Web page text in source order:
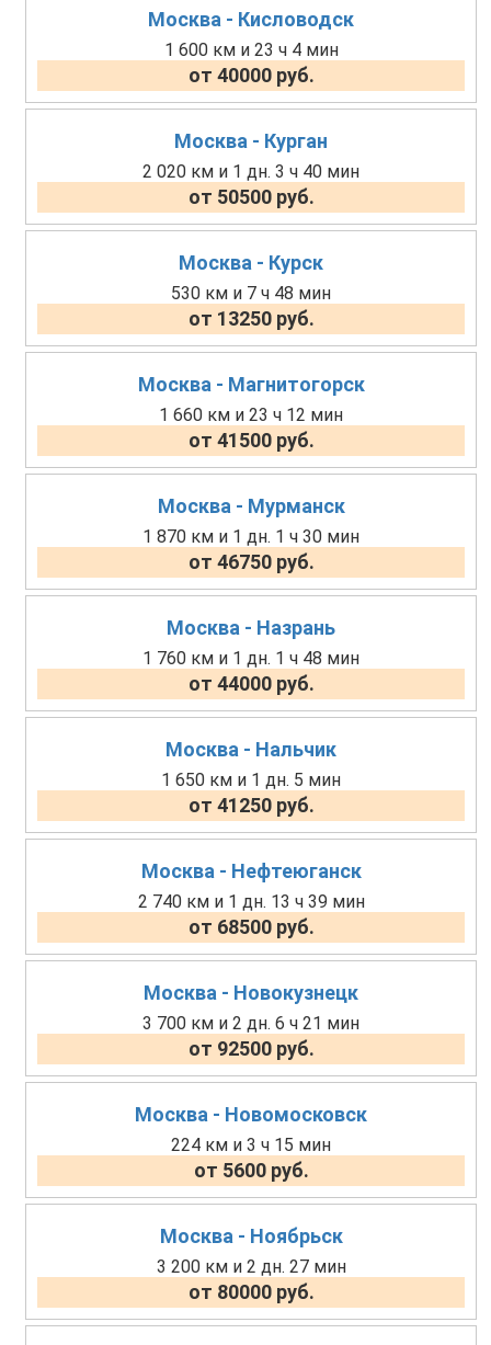
Москва - Кисловодск
1 600 км и 23 ч 4 мин
от 40000 руб.
Москва - Курган
2 020 км и 1 дн. 3 ч 40 мин
от 50500 руб.
Москва - Курск
530 км и 7 ч 48 мин
от 13250 руб.
Москва - Магнитогорск
1 660 км и 23 ч 12 мин
от 41500 руб.
Москва - Мурманск
1 870 км и 1 дн. 1 ч 30 мин
от 46750 руб.
Москва - Назрань
1 760 км и 1 дн. 1 ч 48 мин
от 44000 руб.
Москва - Нальчик
1 650 км и 1 дн. 5 мин
от 41250 руб.
Москва - Нефтеюганск
2 740 км и 1 дн. 13 ч 39 мин
от 68500 руб.
Москва - Новокузнецк
3 700 км и 2 дн. 6 ч 21 мин
от 92500 руб.
Москва - Новомосковск
224 км и 3 ч 15 мин
от 5600 руб.
Москва - Ноябрьск
3 200 км и 2 дн. 27 мин
от 80000 руб.